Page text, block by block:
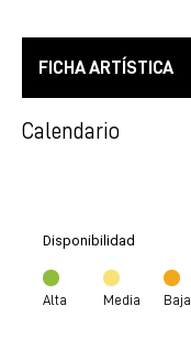
FICHA ARTÍSTICA
Calendario
Disponibilidad
Alta Media Baja